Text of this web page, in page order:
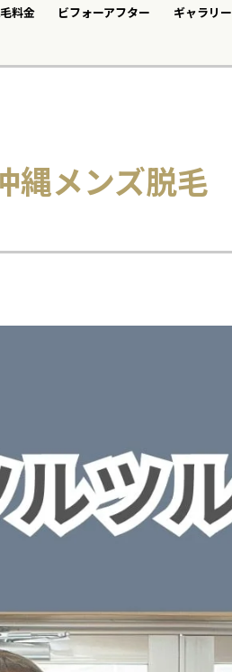
料金 ビフォーアフター ギャラリー
縄メンズ脱毛